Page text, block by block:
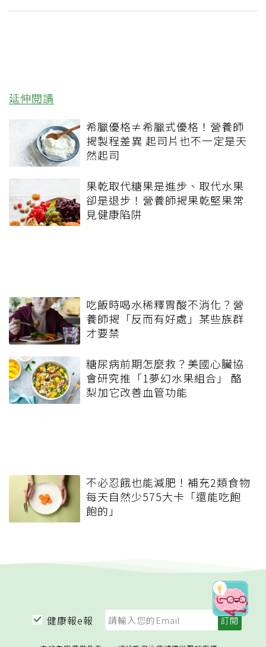
延伸閱讀
希臘優格≠希臘式優格！營養師
揭製程差異 起司片也不一定是天
然起司
果乾取代糖果是進步、取代水果
卻是退步！營養師揭果乾堅果常
見健康陷阱
吃飯時喝水稀釋胃酸不消化？營
養師揭「反而有好處」某些族群
才要禁
糖尿病前期怎麼救？美國心臟協
會研究推「1夢幻水果組合」 酪
梨加它改善血管功能
不必忍餓也能減肥！補充2類食物
每天自然少575大卡「還能吃飽
飽的」
健康報e報